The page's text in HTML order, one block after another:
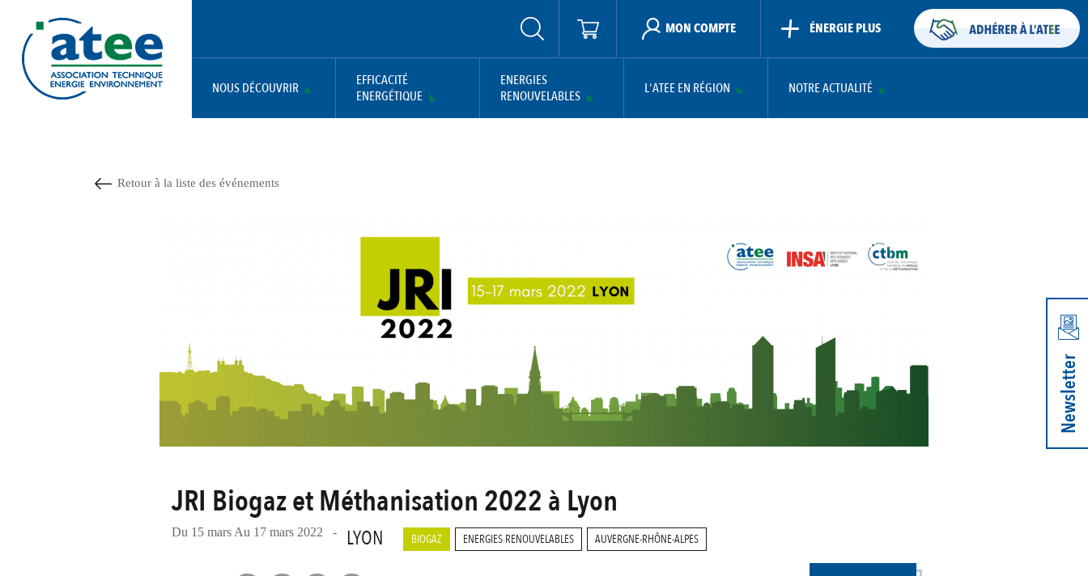
contenu
principal
MON COMPTE ÉNERGIE PLUS
NAVIGATION
NOUS DÉCOUVRIR
EFFICACITÉ
ENERGÉTIQUE
ENERGIES
RENOUVELABLES
L'ATEE EN RÉGION NOTRE ACTUALITÉ
Retour à la liste des événements
JRI Biogaz et Méthanisation 2022 à Lyon
Du 15 mars Au 17 mars 2022 - LYON BIOGAZ ENERGIES RENOUVELABLES AUVERGNE-RHÔNE-ALPES
Newsletter